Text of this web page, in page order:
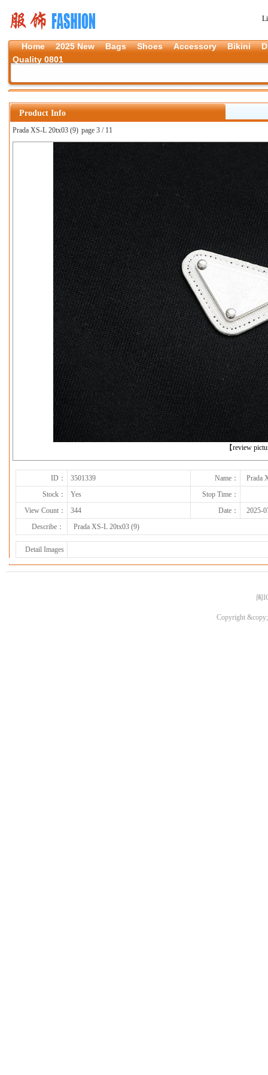
Home 2025 New Bags Shoes Accessory Bikini
Quality 0801
Product Info
Prada XS-L 20tx03 (9) page 3 / 11
【review
下一张
ID： 3501339 Name：
Prada
Stock：
Yes
Stop Time：
View Count：
344 Date：
2025-
Describe：
Prada XS-L 20tx03 (9)
Detail Images
闽
Copyright